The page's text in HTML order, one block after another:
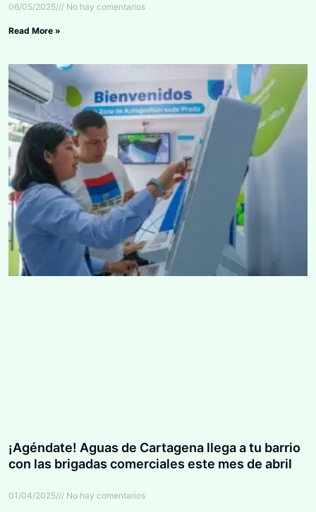
06/05/2025 No hay comentarios
Read More »
¡Agéndate! Aguas de Cartagena llega a tu barrio
con las brigadas comerciales este mes de abril
01/04/2025 No hay comentarios